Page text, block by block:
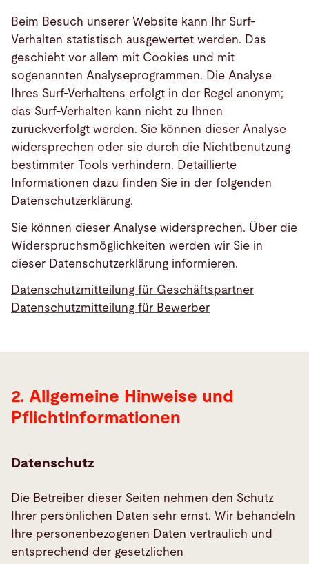
Beim Besuch unserer Website kann Ihr Surf-
Verhalten statistisch ausgewertet werden. Das
geschieht vor allem mit Cookies und mit
sogenannten Analyseprogrammen. Die Analyse
Ihres Surf-Verhaltens erfolgt in der Regel anonym;
das Surf-Verhalten kann nicht zu Ihnen
zurückverfolgt werden. Sie können dieser Analyse
widersprechen oder sie durch die Nichtbenutzung
bestimmter Tools verhindern. Detaillierte
Informationen dazu finden Sie in der folgenden
Datenschutzerklärung.
Sie können dieser Analyse widersprechen. Über die
Widerspruchsmöglichkeiten werden wir Sie in
dieser Datenschutzerklärung informieren.
Datenschutzmitteilung für Geschäftspartner
Datenschutzmitteilung für Bewerber
Allgemeine
2. Allgemeine Hinweise und
Pflichtinformationen
Datenschutz
Die Betreiber dieser Seiten nehmen den Schutz
Ihrer persönlichen Daten sehr ernst. Wir behandeln
Ihre personenbezogenen Daten vertraulich und
entsprechend der gesetzlichen